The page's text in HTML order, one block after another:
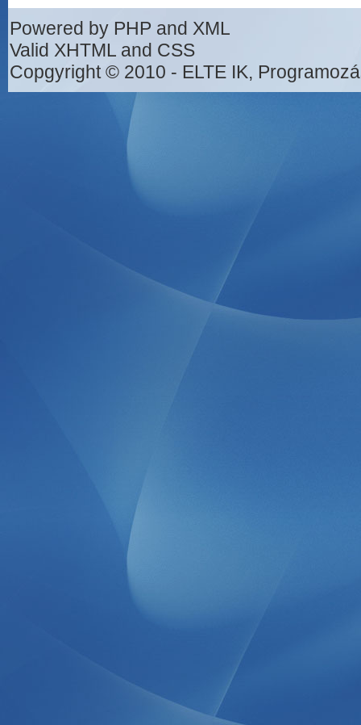
Powered by PHP and XML
Valid XHTML and CSS
Copgyright © 2010 - ELTE IK,